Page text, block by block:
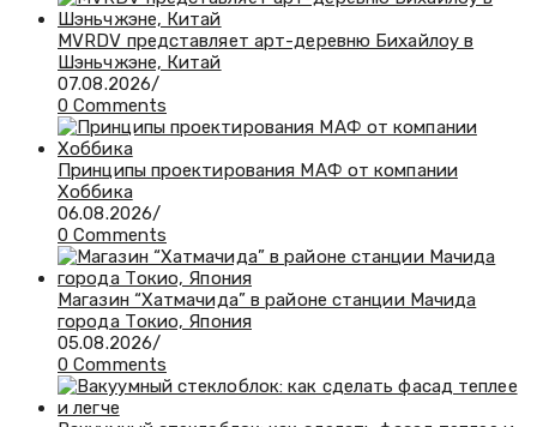
MVRDV представляет арт-деревню Бихайлоу в
Шэньчжэне, Китай
07.08.2026/
0 Comments
Принципы проектирования МАФ от компании
Хоббика
06.08.2026/
0 Comments
Магазин “Хатмачида” в районе станции Мачида
города Токио, Япония
05.08.2026/
0 Comments